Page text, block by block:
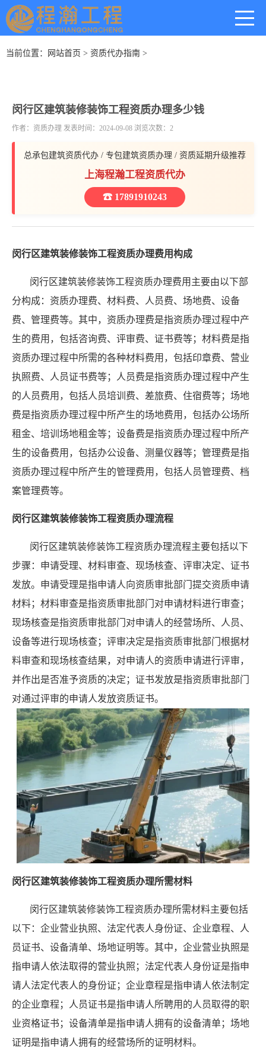
当前位置： 网站首页 > 资质代办指南 >
闵行区建筑装修装饰工程资质办理多少钱
作者：资质办理 发表时间：2024-09-08 浏览次数：2
总承包建筑资质代办 / 专包建筑资质办理 / 资质延期升级推荐
上海程瀚工程资质代办
☎ 17891910243
闵行区建筑装修装饰工程资质办理费用构成
闵行区建筑装修装饰工程资质办理费用主要由以下部
分构成：资质办理费、材料费、人员费、场地费、设备
费、管理费等。其中，资质办理费是指资质办理过程中产
生的费用，包括咨询费、评审费、证书费等；材料费是指
资质办理过程中所需的各种材料费用，包括印章费、营业
执照费、人员证书费等；人员费是指资质办理过程中产生
的人员费用，包括人员培训费、差旅费、住宿费等；场地
费是指资质办理过程中所产生的场地费用，包括办公场所
租金、培训场地租金等；设备费是指资质办理过程中所产
生的设备费用，包括办公设备、测量仪器等；管理费是指
资质办理过程中所产生的管理费用，包括人员管理费、档
案管理费等。
闵行区建筑装修装饰工程资质办理流程
闵行区建筑装修装饰工程资质办理流程主要包括以下
步骤：申请受理、材料审查、现场核查、评审决定、证书
发放。申请受理是指申请人向资质审批部门提交资质申请
材料；材料审查是指资质审批部门对申请材料进行审查；
现场核查是指资质审批部门对申请人的经营场所、人员、
设备等进行现场核查；评审决定是指资质审批部门根据材
料审查和现场核查结果，对申请人的资质申请进行评审，
并作出是否准予资质的决定；证书发放是指资质审批部门
对通过评审的申请人发放资质证书。
闵行区建筑装修装饰工程资质办理所需材料
闵行区建筑装修装饰工程资质办理所需材料主要包括
以下：企业营业执照、法定代表人身份证、企业章程、人
员证书、设备清单、场地证明等。其中，企业营业执照是
指申请人依法取得的营业执照；法定代表人身份证是指申
请人法定代表人的身份证；企业章程是指申请人依法制定
的企业章程；人员证书是指申请人所聘用的人员取得的职
业资格证书；设备清单是指申请人拥有的设备清单；场地
证明是指申请人拥有的经营场所的证明材料。